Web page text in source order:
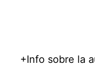
+Info sobre la